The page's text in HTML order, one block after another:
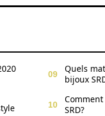
Quels
bijoux
SRD?